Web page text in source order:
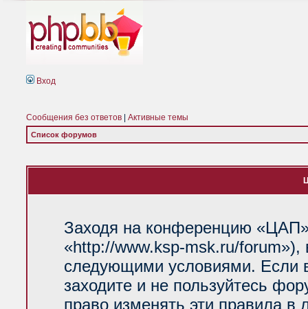
Вход
Сообщения без ответов Активные темы
Список форумов
Заходя на конференцию
«http://www.ksp-msk.ru/forum»),
следующими условиями. Если
заходите и не пользуйтесь
право изменять эти правила